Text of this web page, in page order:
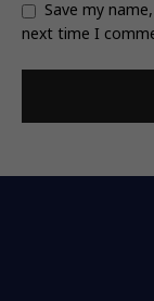
Save my
next time I